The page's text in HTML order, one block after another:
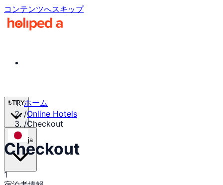
コンテンツへスキップ
₺TRY
ja
ホーム
/Online Hotels
/Checkout
Checkout
1